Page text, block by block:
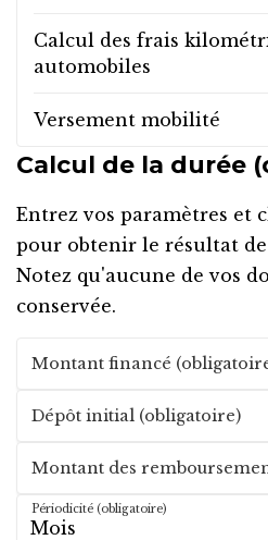
Calcul de la durée
Entrez vos paramètres et
pour obtenir le résultat
Notez qu'aucune de vos
conservée.
Montant financé
Dépôt initial (obligatoire)
Montant des
Périodicité (obligatoire)
Calcul des frais
automobiles
Versement mobilité